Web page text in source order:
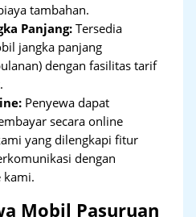
tambahan.
Panjang:Tersedia
jangka panjang
dengan fasilitas tarif
Penyewa dapat
secara online
yang dilengkapi fitur
dengan
kami.
Mobil Pasuruan